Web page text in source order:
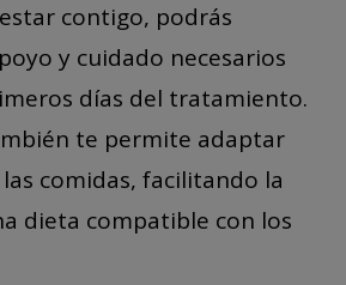
contigo, podrás
y cuidado necesarios
días del tratamiento.
te permite adaptar
comidas, facilitando la
dieta compatible con los